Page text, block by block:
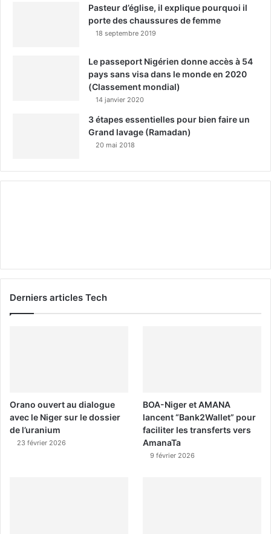
Pasteur d’église, il explique pourquoi il
porte des chaussures de femme
18 septembre 2019
Le passeport Nigérien donne accès à 54
pays sans visa dans le monde en 2020
(Classement mondial)
14 janvier 2020
3 étapes essentielles pour bien faire un
Grand lavage (Ramadan)
20 mai 2018
Derniers articles Tech
Orano ouvert au dialogue
avec le Niger sur le dossier
de l’uranium
23 février 2026
BOA-Niger et AMANA
lancent “Bank2Wallet” pour
faciliter les transferts vers
AmanaTa
9 février 2026